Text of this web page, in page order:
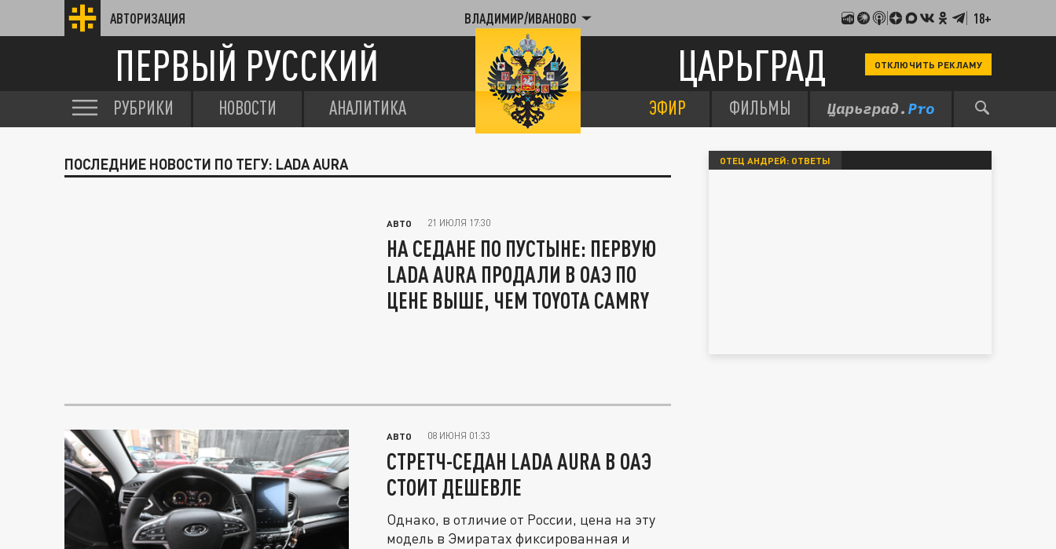
АВТОРИЗАЦИЯ ВЛАДИМИР/ИВАНОВО 18+
ПЕРВЫЙ РУССКИЙ ЦАРЬГРАД ОТКЛЮЧИТЬ РЕКЛАМУ
РУБРИКИ НОВОСТИ АНАЛИТИКА ЭФИР ФИЛЬМЫ
ПОСЛЕДНИЕ НОВОСТИ ПО ТЕГУ: LADA AURA
АВТО 21 ИЮЛЯ 17:30
НА СЕДАНЕ ПО ПУСТЫНЕ: ПЕРВУЮ
LADA AURА ПРОДАЛИ В ОАЭ ПО
ЦЕНЕ ВЫШЕ, ЧЕМ TOYOTA CAMRY
АВТО 08 ИЮНЯ 01:33
СТРЕТЧ-СЕДАН LADA AURA В ОАЭ
СТОИТ ДЕШЕВЛЕ
Однако, в отличие от России, цена на эту
модель в Эмиратах фиксированная и
ОТЕЦ АНДРЕЙ: ОТВЕТЫ